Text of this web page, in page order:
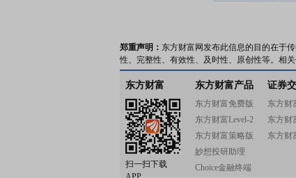
郑重声明： 东方财富网发布此信息的目的在于
性、完整性、有效性、及时性、原创性等。相
东方财富
扫一扫下载
东方财富产品
东方财富免费版
东方财富Level-2
东方财富策略版
妙想投研助理
Choice金融终端
证券
东方财
东方财
东方财